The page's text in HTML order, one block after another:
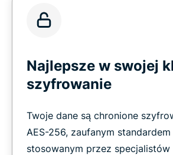
Najlepsze w swojej
szyfrowanie
Twoje dane są chronione
AES-256, zaufanym
stosowanym przez specjalistów